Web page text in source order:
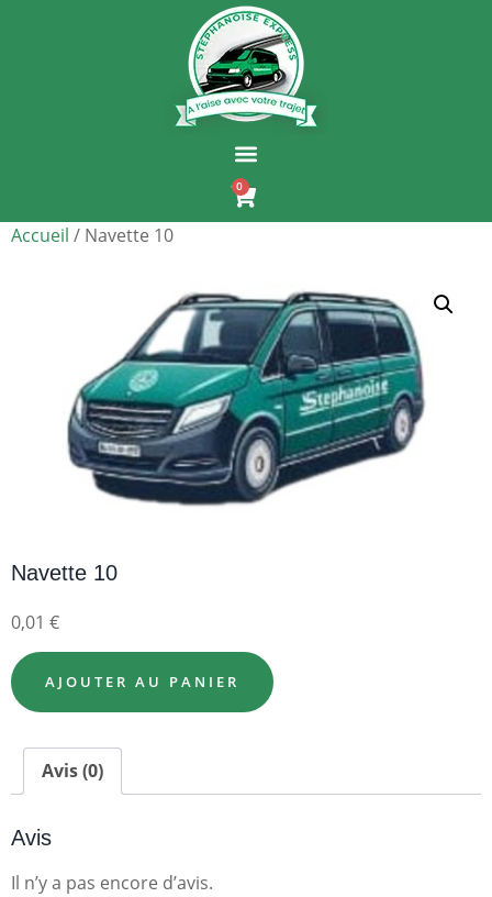
0
Accueil / Navette 10
Navette 10
0,01 €
AJOUTER AU PANIER
Avis (0)
Avis
Il n’y a pas encore d’avis.